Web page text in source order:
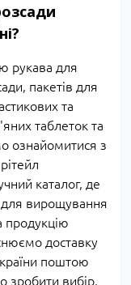
рукава для
пакетів для
та
таблеток та
ознайомитися з
каталог, де
для вирощування
продукцію
доставку
поштою
зробити вибір,